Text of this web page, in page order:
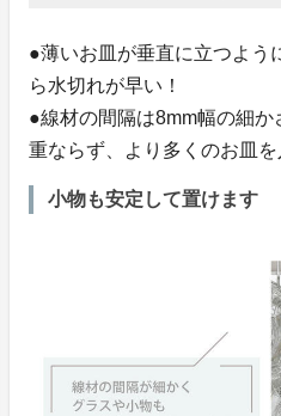
●薄いお皿が垂直に立つよう
ら水切れが早い！
●線材の間隔は8mm幅の細
重ならず、より多くのお皿を
小物も安定して置けます